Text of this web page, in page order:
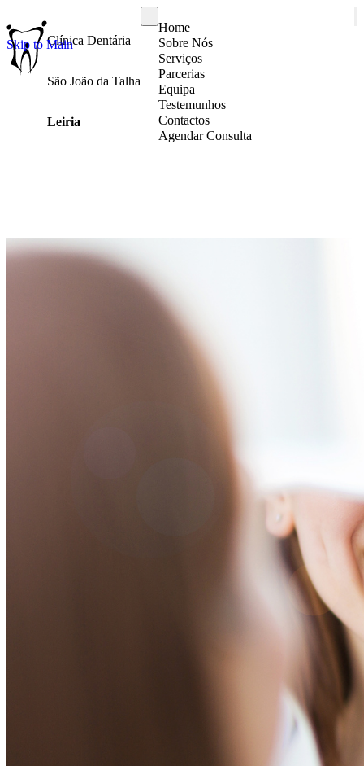
Skip to MainClínica Dentária
São João da Talha
Leiria
Home
Sobre Nós
Serviços
Parcerias
Equipa
Testemunhos
Contactos
Agendar Consulta